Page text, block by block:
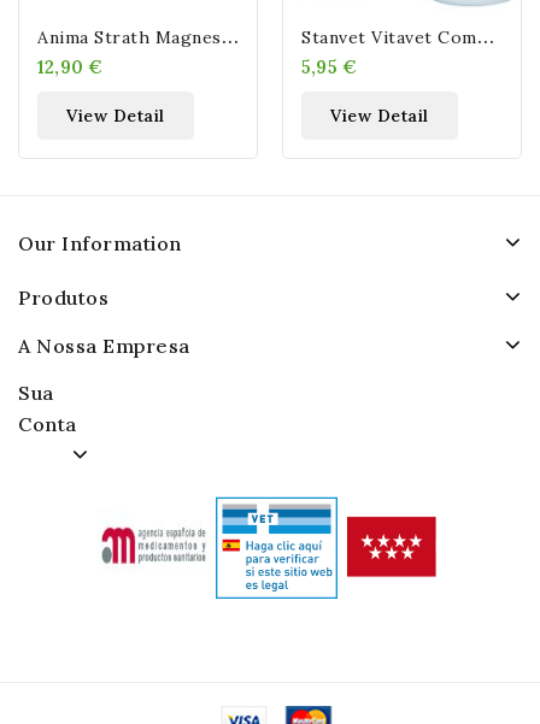
A
Nima Strath Magnesio COMPRIMIDOS
12,90 €
View Detail
S
Tanvet Vitavet Complex 60 Comprimidos
5,95 €
View Detail
Our Information
Produtos
A Nossa Empresa
Sua
Conta